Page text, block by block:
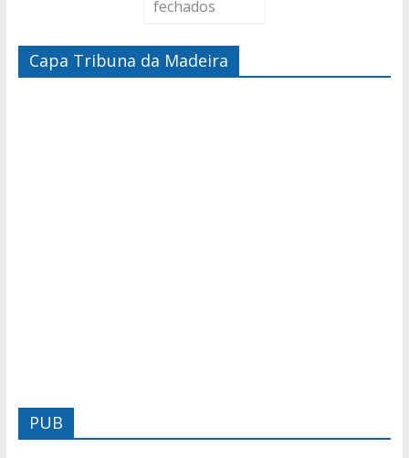
fechados
Capa Tribuna da Madeira
PUB